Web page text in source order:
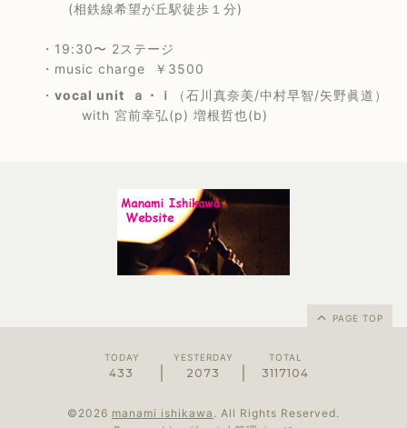
(相鉄線希望が丘駅徒歩１分)
・19:30〜 2ステージ
・music charge ￥3500
・ vocal unit ａ・ｉ
（石川真奈美/中村早智/矢野眞道）
with 宮前幸弘(p) 増根哲也(b)
PAGE TOP
TODAY
433
YESTERDAY
2073
TOTAL
3117104
©2026 manami ishikawa . All Rights Reserved.